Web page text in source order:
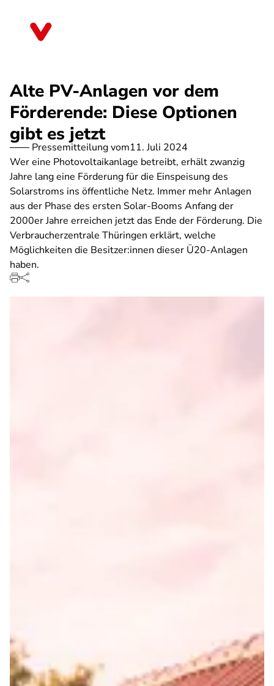
Alte PV-Anlagen vor dem
Förderende: Diese Optionen
gibt es jetzt
Pressemitteilung vom11. Juli 2024
Wer eine Photovoltaikanlage betreibt, erhält zwanzig
Jahre lang eine Förderung für die Einspeisung des
Solarstroms ins öffentliche Netz. Immer mehr Anlagen
aus der Phase des ersten Solar-Booms Anfang der
2000er Jahre erreichen jetzt das Ende der Förderung. Die
Verbraucherzentrale Thüringen erklärt, welche
Möglichkeiten die Besitzer:innen dieser Ü20-Anlagen
haben.